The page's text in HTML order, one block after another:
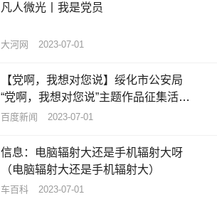
凡人微光丨我是党员
大河网 2023-07-01
【党啊，我想对您说】绥化市公安局
“党啊，我想对您说”主题作品征集活动
获奖名单揭晓-今日视点
百度新闻 2023-07-01
信息：电脑辐射大还是手机辐射大呀
（电脑辐射大还是手机辐射大）
车百科 2023-07-01